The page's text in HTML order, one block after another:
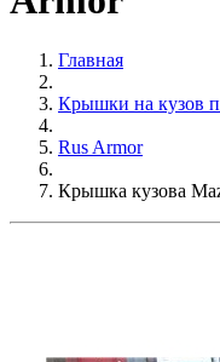
Главная
Крышки на кузов
Rus Armor
Крышка кузова